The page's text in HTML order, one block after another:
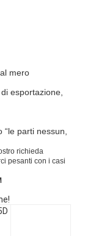
mero
esportazione,
parti nessun,
richieda
pesanti con i casi